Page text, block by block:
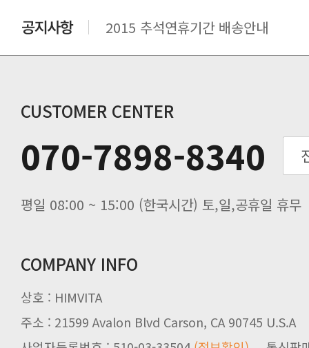
2015 추석연휴기간 배송안내
추수감사절 배송안내
추석기간 배송안내
노동절(9월3일) 배송업무 안내
입금 고객님을 찾습니다.
CUSTOMER CENTER
070-7898-8340
평일 08:00 ~ 15:00 (한국시간) 토,일,공휴일 휴무
COMPANY INFO
상호 : HIMVITA
주소 : 21599 Avalon Blvd Carson, CA 90745 U.S.A